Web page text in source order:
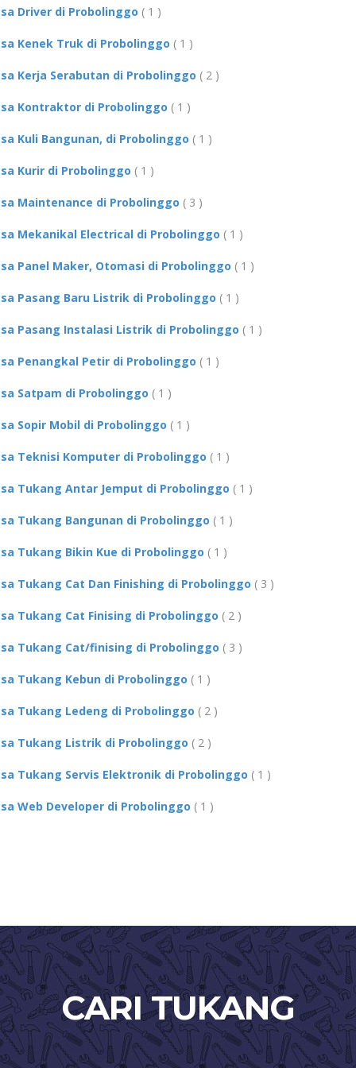
Driver di Probolinggo ( 1 )
Kenek Truk di Probolinggo ( 1 )
Kerja Serabutan di Probolinggo ( 2 )
Kontraktor di Probolinggo ( 1 )
Kuli Bangunan, di Probolinggo ( 1 )
Kurir di Probolinggo ( 1 )
Maintenance di Probolinggo ( 3 )
Mekanikal Electrical di Probolinggo ( 1 )
Panel Maker, Otomasi di Probolinggo ( 1 )
Pasang Baru Listrik di Probolinggo ( 1 )
Pasang Instalasi Listrik di Probolinggo ( 1 )
Penangkal Petir di Probolinggo ( 1 )
Satpam di Probolinggo ( 1 )
Sopir Mobil di Probolinggo ( 1 )
Teknisi Komputer di Probolinggo ( 1 )
Tukang Antar Jemput di Probolinggo ( 1 )
Tukang Bangunan di Probolinggo ( 1 )
Tukang Bikin Kue di Probolinggo ( 1 )
Tukang Cat Dan Finishing di Probolinggo ( 3 )
Tukang Cat Finising di Probolinggo ( 2 )
Tukang Cat/finising di Probolinggo ( 3 )
Tukang Kebun di Probolinggo ( 1 )
Tukang Ledeng di Probolinggo ( 2 )
Tukang Listrik di Probolinggo ( 2 )
Tukang Servis Elektronik di Probolinggo ( 1 )
Web Developer di Probolinggo ( 1 )
CARI TUKANG